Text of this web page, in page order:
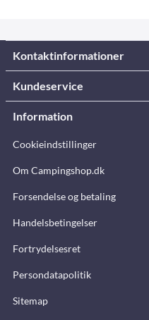
Kontaktinformationer
Kundeservice
Information
Cookieindstillinger
Om Campingshop.dk
Forsendelse og betaling
Handelsbetingelser
Fortrydelsesret
Persondatapolitik
Sitemap